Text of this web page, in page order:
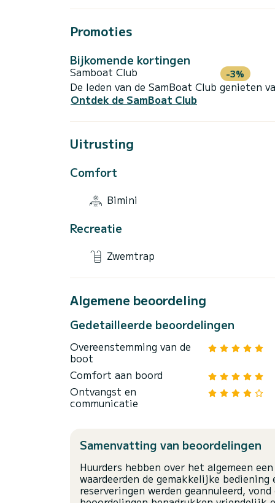
Promoties
Bijkomende kortingen
Samboat Club -3%
De leden van de SamBoat Club genieten
Ontdek de SamBoat Club
Uitrusting
Comfort
Bimini
Recreatie
Zwemtrap
Algemene beoordeling
Gedetailleerde beoordelingen
Overeenstemming van de
boot
Comfort aan boord
Ontvangst en
communicatie
Samenvatting van beoordelingen
Huurders hebben over het algemeen
waardeerden de gemakkelijke
reserveringen werden geannuleerd,